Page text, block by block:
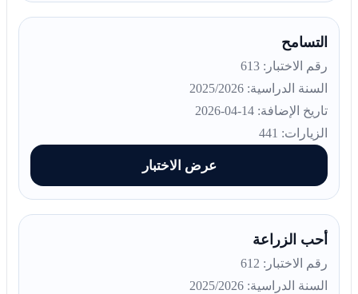
التسامح
رقم الاختبار: 613
السنة الدراسية: 2025/2026
تاريخ الإضافة: 14-04-2026
الزيارات: 441
عرض الاختبار
أحب الزراعة
رقم الاختبار: 612
السنة الدراسية: 2025/2026